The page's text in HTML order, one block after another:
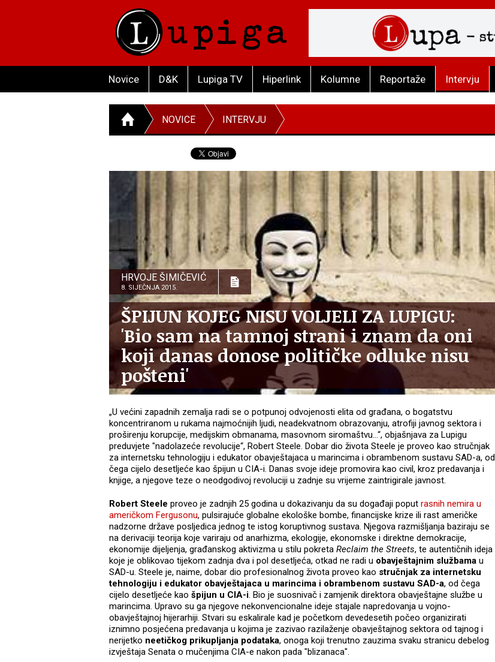
Novice D&K Lupiga TV Hiperlink Kolumne Reportaže Intervju
NOVICE INTERVJU
HRVOJE ŠIMIČEVIĆ
8. SIJEČNJA 2015.
ŠPIJUN KOJEG NISU VOLJELI ZA LUPIGU:
'Bio sam na tamnoj strani i znam da oni
koji danas donose političke odluke nisu
pošteni'
„U većini zapadnih zemalja radi se o potpunoj odvojenosti elita od građana, o bogatstvu
koncentriranom u rukama najmoćnijih ljudi, neadekvatnom obrazovanju, atrofiji javnog sektora i
proširenju korupcije, medijskim obmanama, masovnom siromaštvu...“, objašnjava za Lupigu
preduvjete "nadolazeće revolucije“, Robert Steele. Dobar dio života Steele je proveo kao stručnjak
za internetsku tehnologiju i edukator obavještajaca u marincima i obrambenom sustavu SAD-a, od
čega cijelo desetljeće kao špijun u CIA-i. Danas svoje ideje promovira kao civil, kroz predavanja i
knjige, a njegove teze o neodgodivoj revoluciji u zadnje su vrijeme zaintrigirale javnost.
Robert Steele proveo je zadnjih 25 godina u dokazivanju da su događaji poput rasnih nemira u
američkom Fergusonu, pulsirajuće globalne ekološke bombe, financijske krize ili rast američke
nadzorne države posljedica jednog te istog koruptivnog sustava. Njegova razmišljanja baziraju se
na derivaciji teorija koje variraju od anarhizma, ekologije, ekonomske i direktne demokracije,
ekonomije dijeljenja, građanskog aktivizma u stilu pokreta Reclaim the Streets, te autentičnih ideja
koje je oblikovao tijekom zadnja dva i pol desetljeća, otkad ne radi u obavještajnim službama u
SAD-u. Steele je, naime, dobar dio profesionalnog života proveo kao stručnjak za internetsku
tehnologiju i edukator obavještajaca u marincima i obrambenom sustavu SAD-a, od čega
cijelo desetljeće kao špijun u CIA-i. Bio je suosnivač i zamjenik direktora obavještajne službe u
marincima. Upravo su ga njegove nekonvencionalne ideje stajale napredovanja u vojno-
obavještajnoj hijerarhiji. Stvari su eskalirale kad je početkom devedesetih počeo organizirati
iznimno posjećena predavanja u kojima je zazivao razilaženje obavještajnog sektora od tajnog i
nerijetko neetičkog prikupljanja podataka, onoga koji trenutno zauzima svaku stranicu debelog
izvještaja Senata o mučenjima CIA-e nakon pada "blizanaca".